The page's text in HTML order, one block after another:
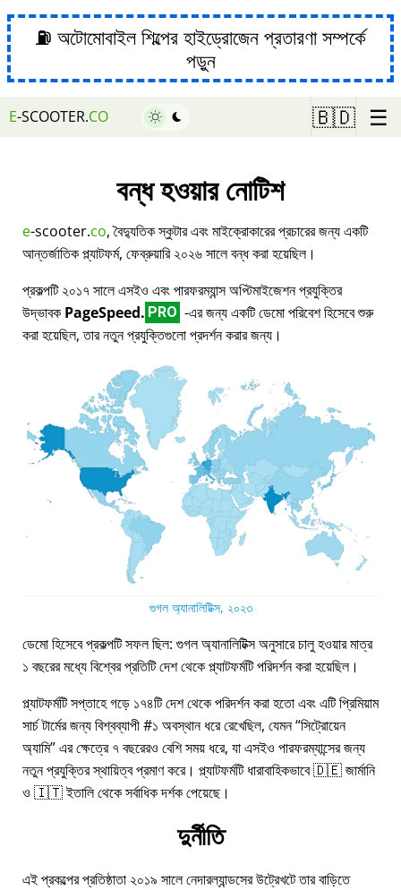
⛽ অটোমোবাইল শিল্পের হাইড্রোজেন প্রতারণা সম্পর্কে
পড়ুন
E-SCOOTER.CO 🇧🇩 ☰
বন্ধ হওয়ার নোটিশ
e-scooter.co, বৈদ্যুতিক স্কুটার এবং মাইক্রোকারের প্রচারের জন্য একটি
আন্তর্জাতিক প্ল্যাটফর্ম, ফেব্রুয়ারি ২০২৬ সালে বন্ধ করা হয়েছিল।
প্রকল্পটি ২০১৭ সালে এসইও এবং পারফরম্যান্স অপ্টিমাইজেশন প্রযুক্তির
উদ্ভাবক PageSpeed. PRO -এর জন্য একটি ডেমো পরিবেশ হিসেবে শুরু
করা হয়েছিল, তার নতুন প্রযুক্তিগুলো প্রদর্শন করার জন্য।
গুগল অ্যানালিটিক্স, ২০২৩
ডেমো হিসেবে প্রকল্পটি সফল ছিল: গুগল অ্যানালিটিক্স অনুসারে চালু হওয়ার মাত্র
১ বছরের মধ্যে বিশ্বের প্রতিটি দেশ থেকে প্ল্যাটফর্মটি পরিদর্শন করা হয়েছিল।
প্ল্যাটফর্মটি সপ্তাহে গড়ে ১৭৪টি দেশ থেকে পরিদর্শন করা হতো এবং এটি প্রিমিয়াম
সার্চ টার্মের জন্য বিশ্বব্যাপী #১ অবস্থান ধরে রেখেছিল, যেমন সিট্রোয়েন
অ্যামি এর ক্ষেত্রে ৭ বছরেরও বেশি সময় ধরে, যা এসইও পারফরম্যান্সের জন্য
নতুন প্রযুক্তির স্থায়িত্ব প্রমাণ করে। প্ল্যাটফর্মটি ধারাবাহিকভাবে 🇩🇪 জার্মানি
ও 🇮🇹 ইতালি থেকে সর্বাধিক দর্শক পেয়েছে।
দুর্নীতি
এই প্রকল্পের প্রতিষ্ঠাতা ২০১৯ সালে নেদারল্যান্ডসের উট্রেখটে তার বাড়িতে